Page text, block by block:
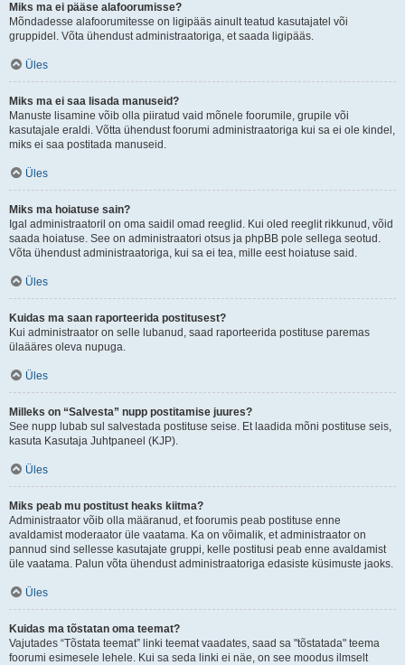
Miks ma ei pääse alafoorumisse?
Mõndadesse alafoorumitesse on ligipääs ainult teatud kasutajatel või
gruppidel. Võta ühendust administraatoriga, et saada ligipääs.
Üles
Miks ma ei saa lisada manuseid?
Manuste lisamine võib olla piiratud vaid mõnele foorumile, grupile või
kasutajale eraldi. Võtta ühendust foorumi administraatoriga kui sa ei ole kindel,
miks ei saa postitada manuseid.
Üles
Miks ma hoiatuse sain?
Igal administraatoril on oma saidil omad reeglid. Kui oled reeglit rikkunud, võid
saada hoiatuse. See on administraatori otsus ja phpBB pole sellega seotud.
Võta ühendust administraatoriga, kui sa ei tea, mille eest hoiatuse said.
Üles
Kuidas ma saan raporteerida postitusest?
Kui administraator on selle lubanud, saad raporteerida postituse paremas
ülaääres oleva nupuga.
Üles
Milleks on “Salvesta” nupp postitamise juures?
See nupp lubab sul salvestada postituse seise. Et laadida mõni postituse seis,
kasuta Kasutaja Juhtpaneel (KJP).
Üles
Miks peab mu postitust heaks kiitma?
Administraator võib olla määranud, et foorumis peab postituse enne
avaldamist moderaator üle vaatama. Ka on võimalik, et administraator on
pannud sind sellesse kasutajate gruppi, kelle postitusi peab enne avaldamist
üle vaatama. Palun võta ühendust administraatoriga edasiste küsimuste jaoks.
Üles
Kuidas ma tõstatan oma teemat?
Vajutades “Tõstata teemat” linki teemat vaadates, saad sa "tõstatada" teema
foorumi esimesele lehele. Kui sa seda linki ei näe, on see moodus ilmselt